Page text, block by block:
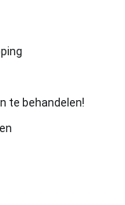
te behandelen!